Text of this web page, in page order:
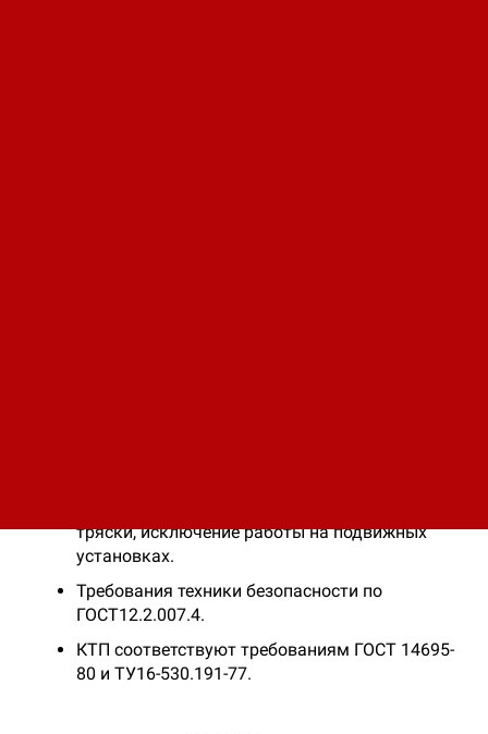
тряски, исключение работы на подвижных
установках.
Требования техники безопасности по
ГОСТ12.2.007.4.
КТП соответствуют требованиям ГОСТ 14695-
80 и ТУ16-530.191-77.